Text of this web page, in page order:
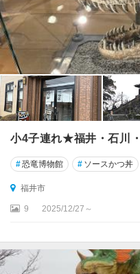
小4子連れ★福井・石川
#恐竜博物館 # ソースかつ丼
福井市
9 2025/12/27～